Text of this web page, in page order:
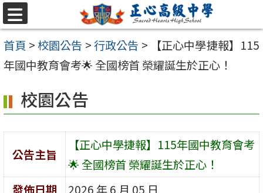
跳至主要內容區
選
單
首頁 >校園公告 >行政公告 >
【正心中學捷報】115
年國中教育會考🌟 全國榜首 榮耀誕生於正心！
校園公告
公告主旨
【正心中學捷報】115年國中教育會考
🌟 全國榜首 榮耀誕生於正心！
發佈日期
2026 年 6 月 05 日